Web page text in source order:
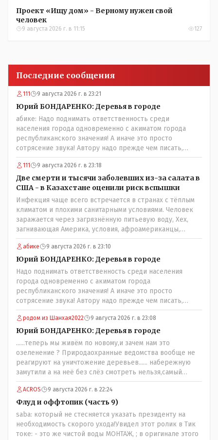
Проект «Ищу дом» - Верному нужен свой
человек
9 августа 2026 г. в 11:15 127
Последние сообщения
111 9 августа 2026 г. в 23:21
Юрий БОНДАРЕНКО: Деревья в городе
абике: Надо поднимать ответственность среди
населения города одновременно с акиматом города
республиканского значения! А иначе это просто
сотрясение звука! Автору надо прежде чем писать,
необходимо самому обратиться в ЖКХ акимата и
разобраться прежде чем своей статьей провоцировать
население города!Согласен всецело!
111 9 августа 2026 г. в 23:18
Две смерти и тысячи заболевших из-за салата в
США - в Казахстане оценили риск вспышки
Инфекция чаще всего встречается в странах с тёплым
климатом и плохими санитарными условиями. Человек
заражается через загрязнённую питьевую воду, Хех,
загнивающая Америка, условия, афроамериканцы,
грязная вода, отсутствие страховок, нечистоплотные
мигранты и прочее.. Лучше России и Казахстана жить
негде..
абике 9 августа 2026 г. в 23:10
Юрий БОНДАРЕНКО: Деревья в городе
Надо поднимать ответственность среди населения
города одновременно с акиматом города
республиканского значения! А иначе это просто
сотрясение звука! Автору надо прежде чем писать,
необходимо самому обратиться в ЖКХ акимата и
разобраться прежде чем своей статьей провоцировать
население города!
родом из Шанхая2022 9 августа 2026 г. в 23:08
Юрий БОНДАРЕНКО: Деревья в городе
......теперь мы живём по новому,и зачем нам это
озеленение ? Природаохранные ведомства вообще не
реагируют на уничтожение деревьев...... набережную
замутили а на неё без слёз смотреть нельзя,самый
наивысший уровень рукопопства наших
строителей"специалистов",как исторические здания
сносить пожалуйста ,а как на века построить слабо.....Вы
вот господин Бондаренко большой учёный прошлись
бы по историческим постройкам сколько было
ликвидировано в советское время и в наше.......
ACROS 9 августа 2026 г. в 22:24
Флуд и оффтопик (часть 9)
saba: который не стесняется указать президенту на
необходимость скорого ухода!Увидел этот ролик в Тик
токе: - это же чистой воды МОНТАЖ, ; в оригинале этого